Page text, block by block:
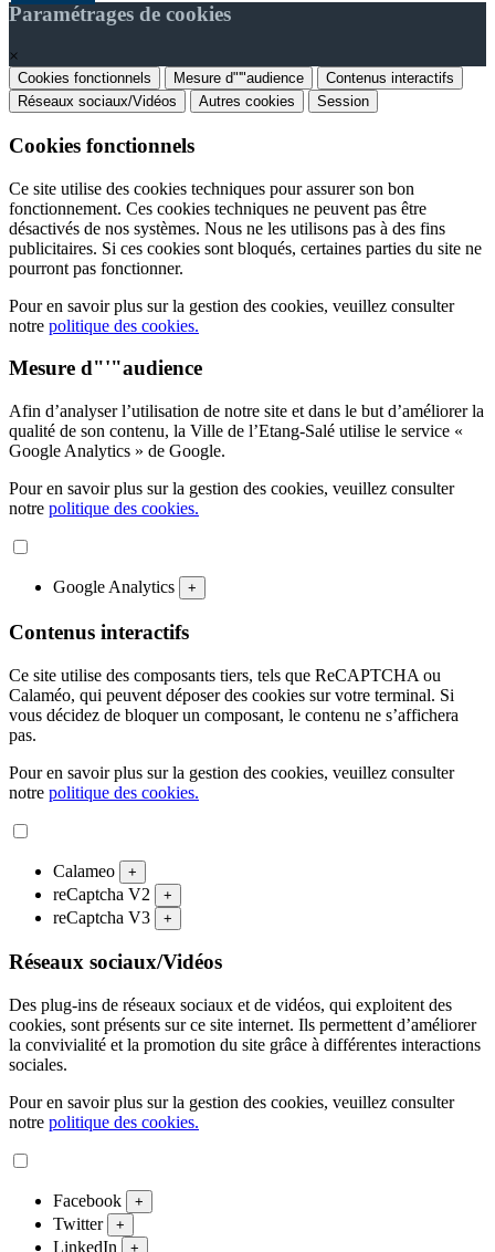
Paramétrages de cookies
×
Cookies fonctionnels Mesure d"'"audience
Contenus interactifs
Réseaux sociaux/Vidéos
Autres cookies Session
Cookies fonctionnels
Ce site utilise des cookies techniques pour assurer son bon
fonctionnement. Ces cookies techniques ne peuvent pas être
désactivés de nos systèmes. Nous ne les utilisons pas à des fins
publicitaires. Si ces cookies sont bloqués, certaines parties du site ne
pourront pas fonctionner.
Pour en savoir plus sur la gestion des cookies, veuillez consulter
notre politique des cookies.
Mesure d"'"audience
Afin d’analyser l’utilisation de notre site et dans le but d’améliorer la
qualité de son contenu, la Ville de l’Etang-Salé utilise le service «
Google Analytics » de Google.
Pour en savoir plus sur la gestion des cookies, veuillez consulter
notre politique des cookies.
Google Analytics +
Contenus interactifs
Ce site utilise des composants tiers, tels que ReCAPTCHA ou
Calaméo, qui peuvent déposer des cookies sur votre terminal. Si
vous décidez de bloquer un composant, le contenu ne s’affichera
pas.
Pour en savoir plus sur la gestion des cookies, veuillez consulter
notre politique des cookies.
Calameo +
reCaptcha V2 +
reCaptcha V3 +
Réseaux sociaux/Vidéos
Des plug-ins de réseaux sociaux et de vidéos, qui exploitent des
cookies, sont présents sur ce site internet. Ils permettent d’améliorer
la convivialité et la promotion du site grâce à différentes interactions
sociales.
Pour en savoir plus sur la gestion des cookies, veuillez consulter
notre politique des cookies.
Facebook +
Twitter +
LinkedIn +